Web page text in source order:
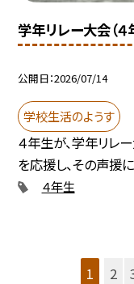
学年リレー大会（４
公開日 2026/07/14
学校生活のようす
４年生が、学年リレ
を応援し、その声援
４年生
1 2